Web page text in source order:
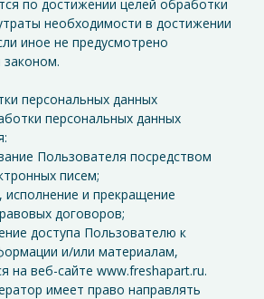
по достижении целей обработки
необходимости в достижении
иное не предусмотрено
персональных данных
персональных данных
Пользователя посредством
писем;
исполнение и прекращение
договоров;
доступа Пользователю к
и/или материалам,
на веб-сайте www.freshapart.ru.
имеет право направлять